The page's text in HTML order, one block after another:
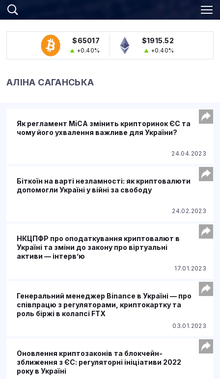
$65017
+0.40%
$1915.52
+0.40%
АЛІНА САГАНСЬКА
Як регламент MiCA змінить крипторинок ЄС та
чому його ухвалення важливе для України?
24.04.2023
Біткоїн на варті незламності: як криптовалюти
допомогли Україні у війні за свободу
24.02.2023
НКЦПФР про оподаткування криптовалют в
Україні та зміни до закону про віртуальні
активи — інтерв’ю
17.01.2023
Генеральний менеджер Binance в Україні — про
співпрацю з регуляторами, криптокартку та
роль біржі в колапсі FTX
03.01.2023
Оновлення криптозаконів та блокчейн-
зближення з ЄС: регуляторні ініціативи 2022
року в Україні